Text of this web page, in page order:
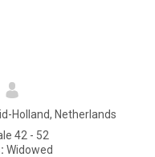
Holland, Netherlands
42 - 52
Widowed